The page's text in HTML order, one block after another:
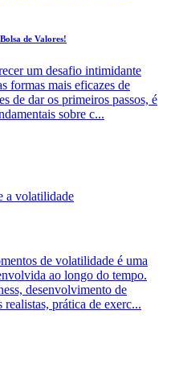
de Valores!
um desafio intimidante
formas mais eficazes de
de dar os primeiros passos, é
sobre c...
de volatilidade é uma
ao longo do tempo.
desenvolvimento de
prática de exerc...